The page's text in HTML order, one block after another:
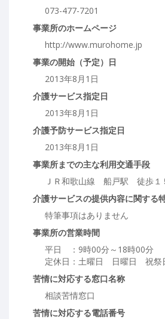
073-477-7201
事業所のホームページ
http://www.murohome.jp
事業の開始（予定）日
2013年8月1日
介護サービス指定日
2013年8月1日
介護予防サービス指定日
2013年8月1日
事業所までの主な利用交通手段
ＪＲ和歌山線 船戸駅 徒歩１
介護サービスの提供内容に関する
特筆事項はありません
事業所の営業時間
平日 ：9時00分～18時00分
定休日：土曜日 日曜日 祝
苦情に対応する窓口名称
相談苦情窓口
苦情に対応する電話番号